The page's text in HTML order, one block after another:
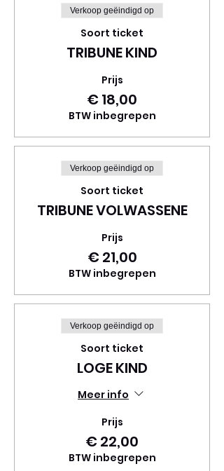
Verkoop geëindigd op
Soort ticket
TRIBUNE KIND
Prijs
€ 18,00
BTW inbegrepen
Verkoop geëindigd op
Soort ticket
TRIBUNE VOLWASSENE
Prijs
€ 21,00
BTW inbegrepen
Verkoop geëindigd op
Soort ticket
LOGE KIND
Meer info
Prijs
€ 22,00
BTW inbegrepen